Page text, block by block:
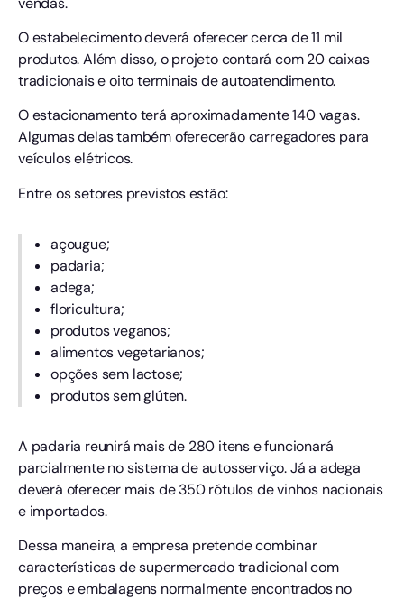
O estabelecimento deverá oferecer cerca de 11 mil
produtos. Além disso, o projeto contará com 20 caixas
tradicionais e oito terminais de autoatendimento.
O estacionamento terá aproximadamente 140 vagas.
Algumas delas também oferecerão carregadores para
veículos elétricos.
Entre os setores previstos estão:
açougue;
padaria;
adega;
floricultura;
produtos veganos;
alimentos vegetarianos;
opções sem lactose;
produtos sem glúten.
A padaria reunirá mais de 280 itens e funcionará
parcialmente no sistema de autosserviço. Já a adega
deverá oferecer mais de 350 rótulos de vinhos nacionais
e importados.
Dessa maneira, a empresa pretende combinar
características de supermercado tradicional com
preços e embalagens normalmente encontrados no